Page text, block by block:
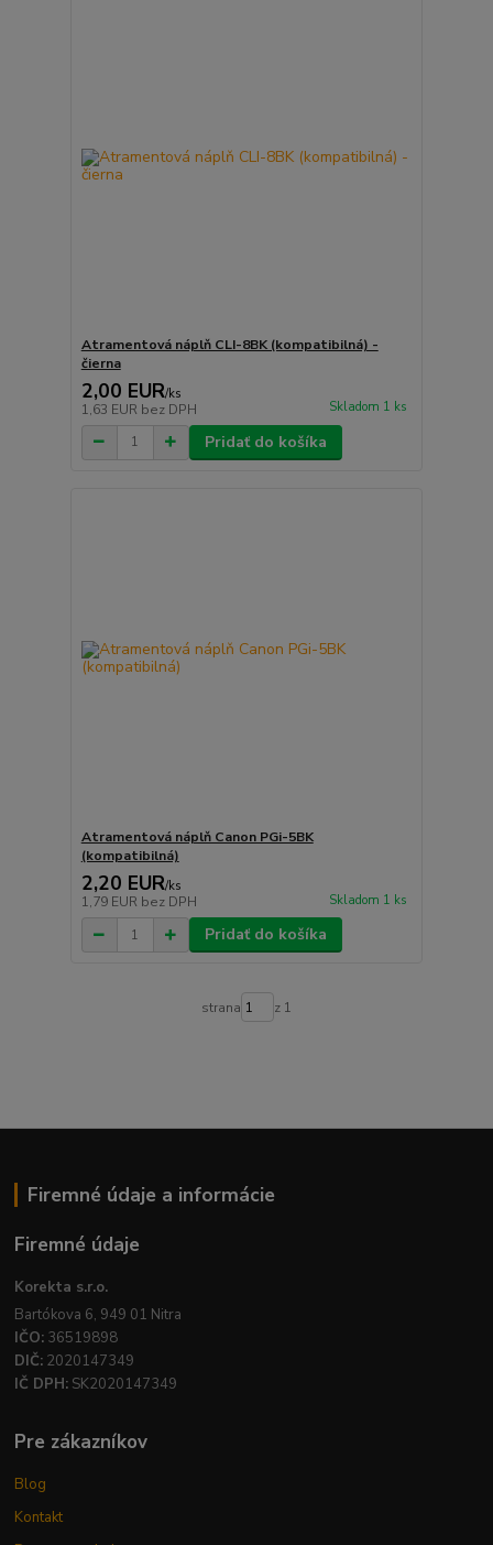
Atramentová náplň CLI-8BK (kompatibilná) -
čierna
2,00 EUR/ks
1,63 EUR bez DPH Skladom 1 ks
Pridať do košíka
Atramentová náplň Canon PGi-5BK
(kompatibilná)
2,20 EUR/ks
1,79 EUR bez DPH Skladom 1 ks
Pridať do košíka
strana z 1
Firemné údaje a informácie
Firemné údaje
Korekta s.r.o.
Bartókova 6, 949 01 Nitra
IČO: 36519898
DIČ: 2020147349
IČ DPH: SK2020147349
Pre zákazníkov
Blog
Kontakt